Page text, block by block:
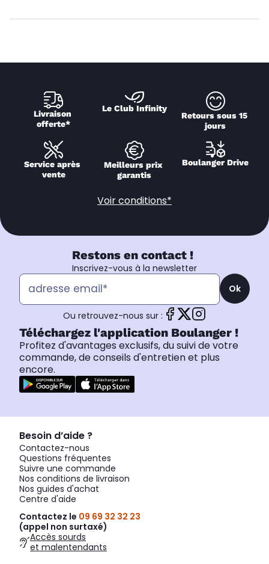
Livraison
offerte*
Le Club Infinity
Retours sous 15
jours
Service après
vente
Meilleurs prix
garantis
Boulanger Drive
Voir conditions*
Restons en contact !
Inscrivez-vous à la newsletter
Ok
Ou retrouvez-nous sur :
Téléchargez l'application Boulanger !
Profitez d'avantages exclusifs, du suivi de votre
commande, de conseils d'entretien et plus
encore.
Besoin d’aide ?
Contactez-nous
Questions fréquentes
Suivre une commande
Nos conditions de livraison
Nos guides d'achat
Centre d'aide
Contactez le 09 69 32 32 23
(appel non surtaxé)
Accès sourds
et malentendants